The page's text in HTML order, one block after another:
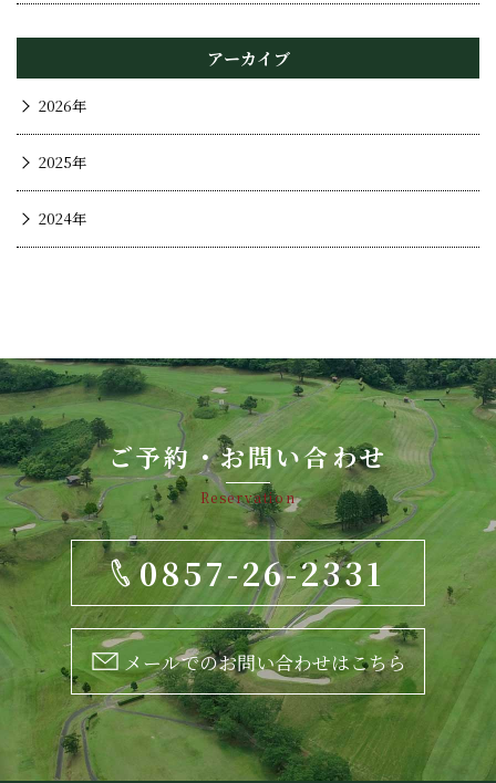
アーカイブ
2026年
2025年
2024年
ご予約・お問い合わせ
Reservation
0857-26-2331
メールでのお問い合わせはこちら